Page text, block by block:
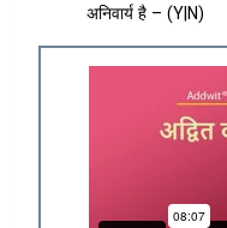
अनिवार्य है – (Y|N)